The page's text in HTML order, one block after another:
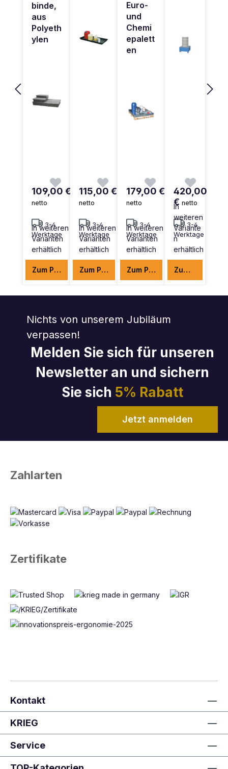
binde,
aus
Polyeth
ylen
109,00 €
netto
3-4
Werktage
In weiteren
Varianten
erhältlich
Zum Produkt
115,00 €
netto
3-4
Werktage
In weiteren
Varianten
erhältlich
Zum Produkt
Euro-
und
Chemi
epalett
en
179,00 €
netto
3-4
Werktage
In weiteren
Varianten
erhältlich
Zum Produkt
420,00
€netto
3-4
Werktage
In
weiteren
Variante
n
erhältlich
Zum Produkt
Nichts von unserem Jubiläum
verpassen!
Melden Sie sich für unseren
Newsletter an und sichern
Sie sich 5% Rabatt
Jetzt anmelden
Zahlarten
Zertifikate
Kontakt
KRIEG
Service